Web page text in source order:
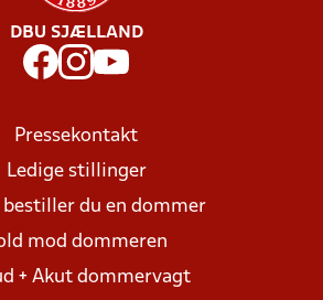
DBU SJÆLLAND
Pressekontakt
Ledige stillinger
bestiller du en dommer
mod dommeren
+ Akut dommervagt